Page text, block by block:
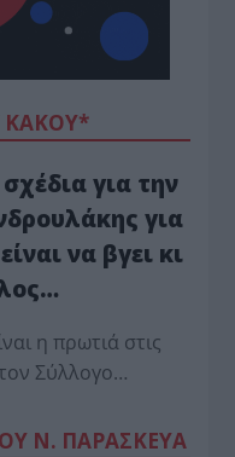
για την
για
να βγει κι
η πρωτιά στις
Σύλλογο…
Ν. ΠΑΡΑΣΚΕΥΑ